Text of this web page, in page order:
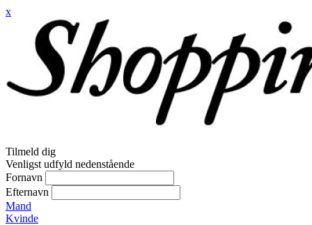
x
Tilmeld dig
Venligst udfyld nedenstående
Fornavn
Efternavn
Mand
Kvinde